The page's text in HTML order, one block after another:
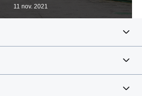
11 nov. 2021